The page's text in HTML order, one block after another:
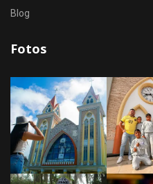
Blog
Fotos